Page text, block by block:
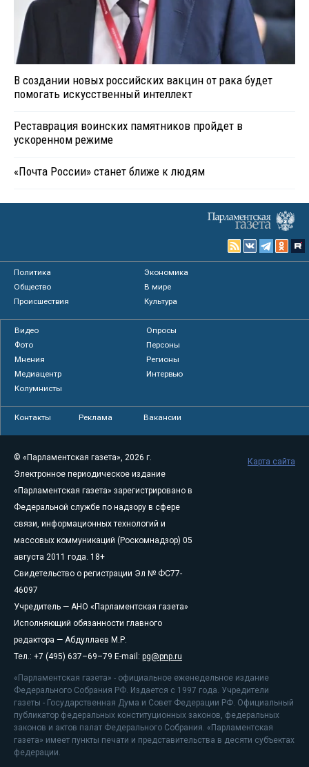
В создании новых российских вакцин от рака будет
помогать искусственный интеллект
Реставрация воинских памятников пройдет в
ускоренном режиме
«Почта России» станет ближе к людям
Политика
Экономика
Общество
В мире
Происшествия
Культура
Видео
Опросы
Фото
Персоны
Мнения
Регионы
Медиацентр
Интервью
Колумнисты
Контакты Реклама Вакансии
© «Парламентская газета», 2026 г.
Электронное периодическое издание
«Парламентская газета» зарегистрировано в
Федеральной службе по надзору в сфере
связи, информационных технологий и
массовых коммуникаций (Роскомнадзор) 05
августа 2011 года. 18+
Свидетельство о регистрации Эл № ФС77-
46097
Учредитель — АНО «Парламентская газета»
Исполняющий обязанности главного
редактора — Абдуллаев М.Р.
Тел.: +7 (495) 637–69–79 E-mail: pg@pnp.ru
«Парламентская газета» - официальное еженедельное издание
Федерального Собрания РФ. Издается с 1997 года. Учредители
газеты - Государственная Дума и Совет Федерации РФ. Официальный
публикатор федеральных конституционных законов, федеральных
законов и актов палат Федерального Собрания. «Парламентская
газета» имеет пункты печати и представительства в десяти субъектах
федерации.
Карта сайта